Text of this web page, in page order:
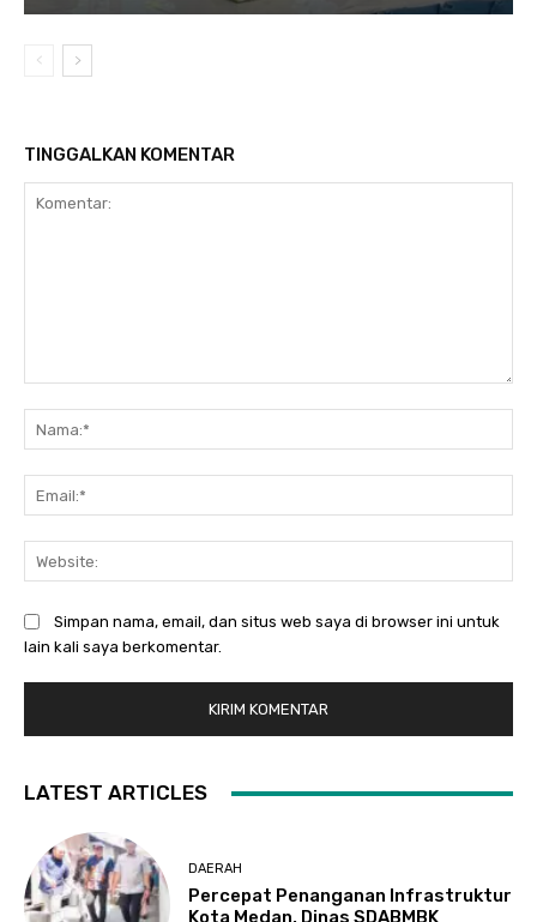
TINGGALKAN KOMENTAR
Simpan nama, email, dan situs web saya di browser ini untuk
lain kali saya berkomentar.
LATEST ARTICLES
DAERAH
Percepat Penanganan Infrastruktur
Kota Medan, Dinas SDABMBK